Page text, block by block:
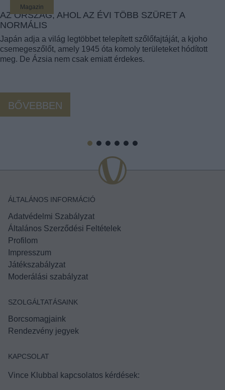
Magazin
AZ ORSZÁG, AHOL AZ ÉVI TÖBB SZÜRET A
NORMÁLIS
Japán adja a világ legtöbbet telepített szőlőfajtáját, a kjoho
csemegeszőlőt, amely 1945 óta komoly területeket hódított
meg. De Ázsia nem csak emiatt érdekes.
BŐVEBBEN
ÁLTALÁNOS INFORMÁCIÓ
Adatvédelmi Szabályzat
Általános Szerződési Feltételek
Profilom
Impresszum
Játékszabályzat
Moderálási szabályzat
SZOLGÁLTATÁSAINK
Borcsomagjaink
Rendezvény jegyek
KAPCSOLAT
Vince Klubbal kapcsolatos kérdések: